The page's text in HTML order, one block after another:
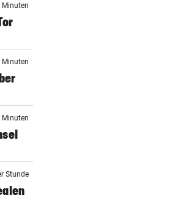
Minuten
Minuten
Minuten
Stunde